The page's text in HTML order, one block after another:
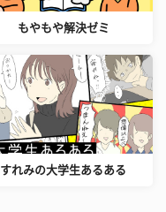
もやもや解決ゼミ
すれみの大学生あるある